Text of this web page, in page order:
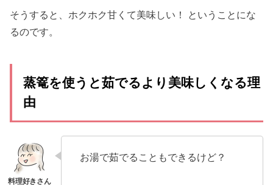
そうすると、ホクホク甘くて美味しい！ ということにな
るのです。
蒸篭を使うと茹でるより美味しくなる理
由
お湯で茹でることもできるけど？